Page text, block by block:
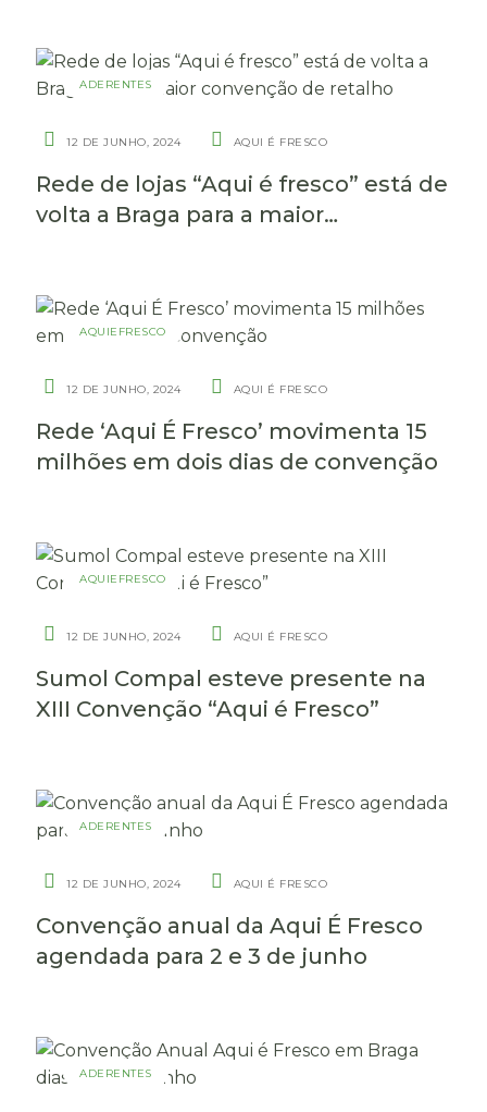
ADERENTES
12 DE JUNHO, 2024 AQUI É FRESCO
Rede de lojas “Aqui é fresco” está de
volta a Braga para a maior
AQUIEFRESCO
12 DE JUNHO, 2024 AQUI É FRESCO
Rede ‘Aqui É Fresco’ movimenta 15
milhões em dois dias de convenção
AQUIEFRESCO
12 DE JUNHO, 2024 AQUI É FRESCO
Sumol Compal esteve presente na
XIII Convenção “Aqui é Fresco”
ADERENTES
12 DE JUNHO, 2024 AQUI É FRESCO
Convenção anual da Aqui É Fresco
agendada para 2 e 3 de junho
ADERENTES